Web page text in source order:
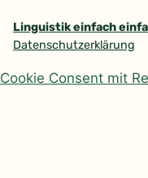
Linguistik einfach
Datenschutzerklärung
Cookie Consent mit